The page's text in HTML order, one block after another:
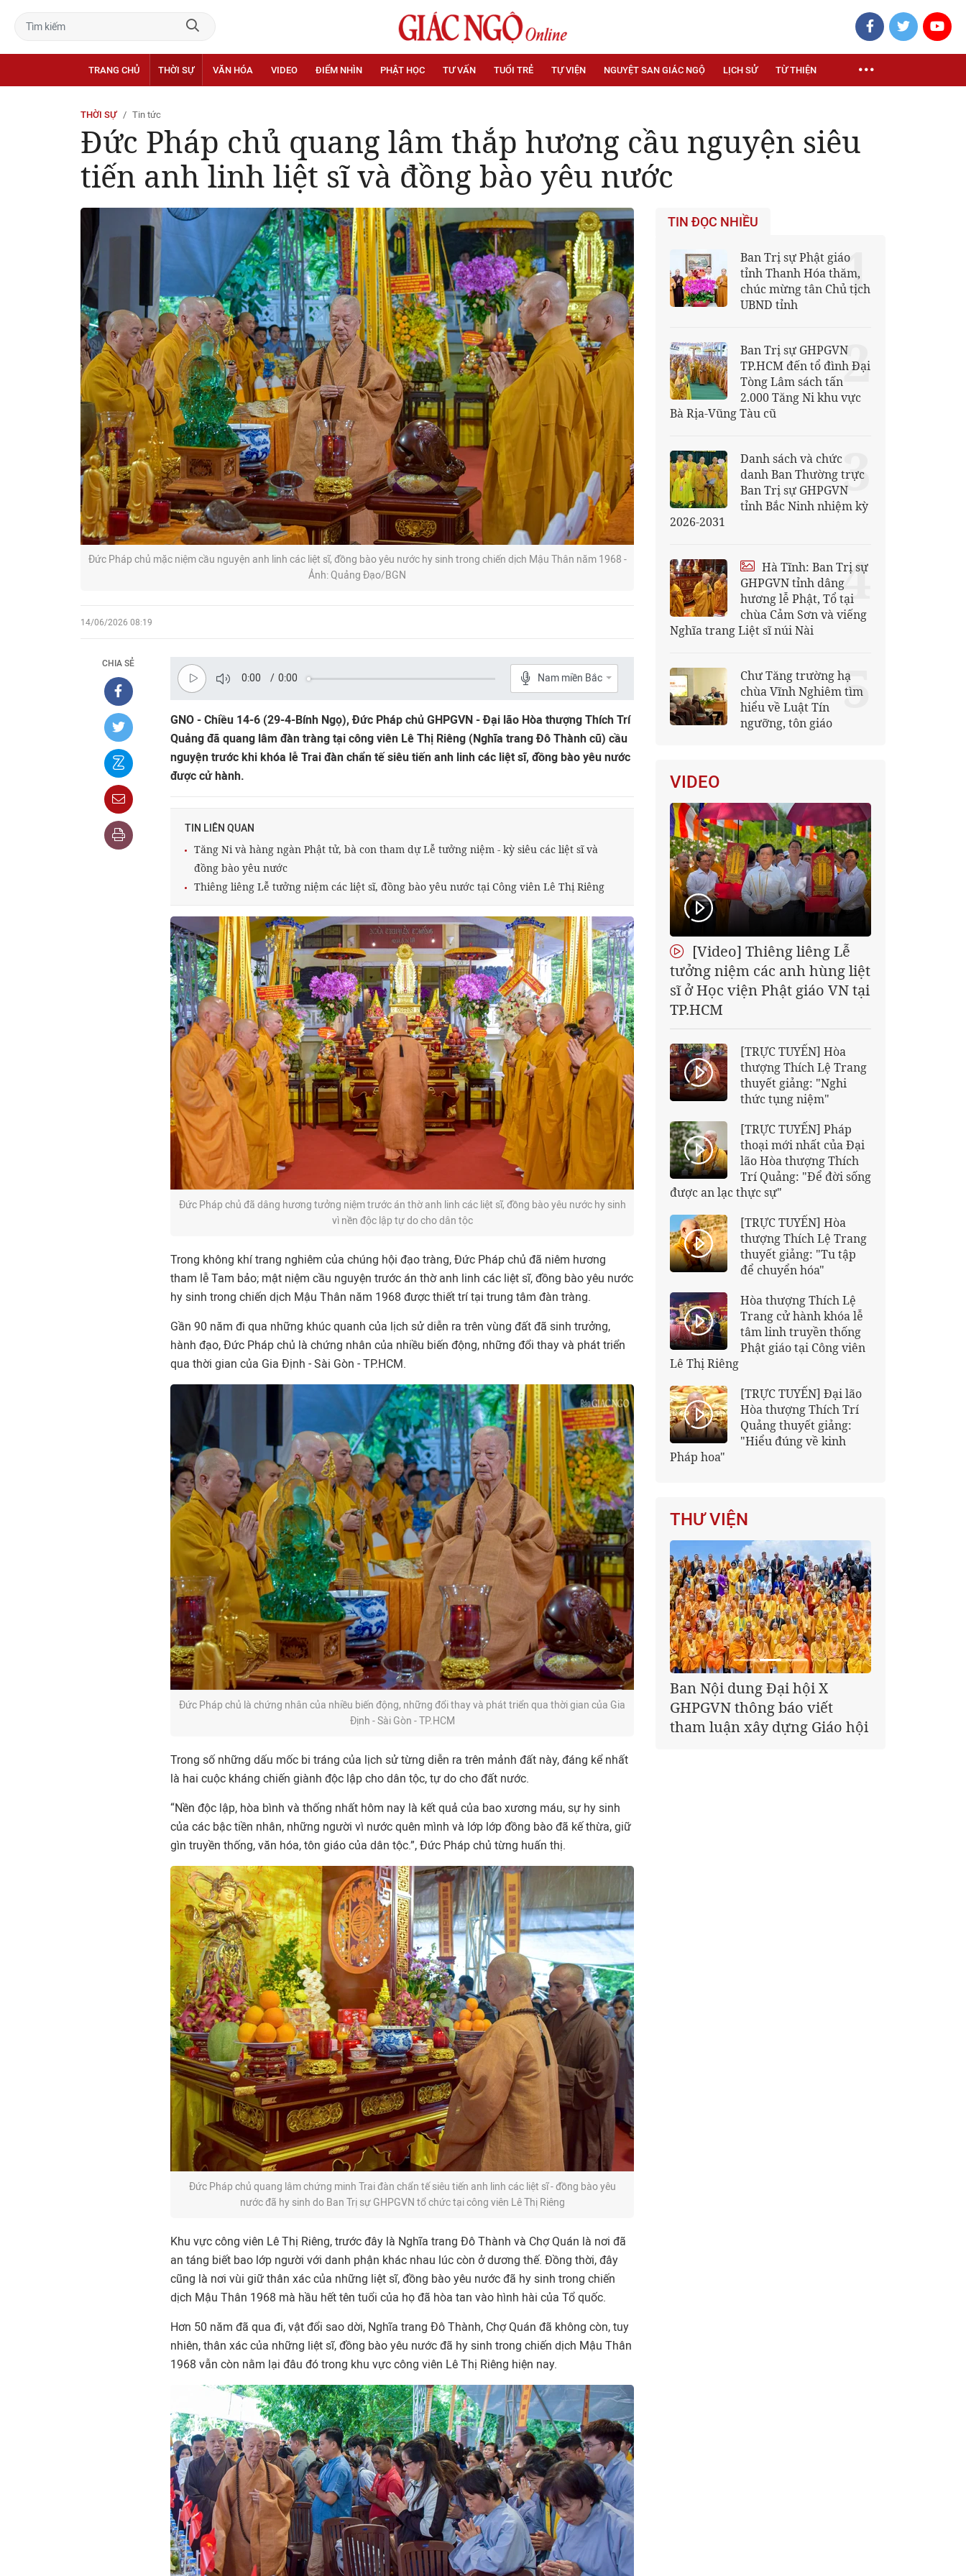
TRANG CHỦ THỜI SỰ VĂN HÓA VIDEO ĐIỂM NHÌN PHẬT HỌC TƯ VẤN TUỔI TRẺ TỰ VIỆN NGUYỆT SAN GIÁC NGỘ LỊCH SỬ TỪ THIỆN
THỜI SỰ Tin tức
Đức Pháp chủ quang lâm thắp hương cầu nguyện siêu
tiến anh linh liệt sĩ và đồng bào yêu nước
Đức Pháp chủ mặc niệm cầu nguyện anh linh các liệt sĩ, đồng bào yêu nước hy sinh trong chiến dịch Mậu Thân năm 1968 -
Ảnh: Quảng Đạo/BGN
14/06/2026 08:19
CHIA SẺ
0:00 / 0:00 Nam miền Bắc
GNO - Chiều 14-6 (29-4-Bính Ngọ), Đức Pháp chủ GHPGVN - Đại lão Hòa thượng Thích Trí
Quảng đã quang lâm đàn tràng tại công viên Lê Thị Riêng (Nghĩa trang Đô Thành cũ) cầu
nguyện trước khi khóa lễ Trai đàn chẩn tế siêu tiến anh linh các liệt sĩ, đồng bào yêu nước
được cử hành.
TIN LIÊN QUAN
Tăng Ni và hàng ngàn Phật tử, bà con tham dự Lễ tưởng niệm - kỳ siêu các liệt sĩ và
đồng bào yêu nước
Thiêng liêng Lễ tưởng niệm các liệt sĩ, đồng bào yêu nước tại Công viên Lê Thị Riêng
Đức Pháp chủ đã dâng hương tưởng niệm trước án thờ anh linh các liệt sĩ, đồng bào yêu nước hy sinh
vì nền độc lập tự do cho dân tộc
Trong không khí trang nghiêm của chúng hội đạo tràng, Đức Pháp chủ đã niêm hương
tham lễ Tam bảo; mật niệm cầu nguyện trước án thờ anh linh các liệt sĩ, đồng bào yêu nước
hy sinh trong chiến dịch Mậu Thân năm 1968 được thiết trí tại trung tâm đàn tràng.
Gần 90 năm đi qua những khúc quanh của lịch sử diễn ra trên vùng đất đã sinh trưởng,
hành đạo, Đức Pháp chủ là chứng nhân của nhiều biến động, những đổi thay và phát triển
qua thời gian của Gia Định - Sài Gòn - TP.HCM.
Đức Pháp chủ là chứng nhân của nhiều biến động, những đổi thay và phát triển qua thời gian của Gia
Định - Sài Gòn - TP.HCM
Trong số những dấu mốc bi tráng của lịch sử từng diễn ra trên mảnh đất này, đáng kể nhất
là hai cuộc kháng chiến giành độc lập cho dân tộc, tự do cho đất nước.
“Nền độc lập, hòa bình và thống nhất hôm nay là kết quả của bao xương máu, sự hy sinh
của các bậc tiền nhân, những người vì nước quên mình và lớp lớp đồng bào đã kế thừa, giữ
gìn truyền thống, văn hóa, tôn giáo của dân tộc.”, Đức Pháp chủ từng huấn thị.
Đức Pháp chủ quang lâm chứng minh Trai đàn chẩn tế siêu tiến anh linh các liệt sĩ - đồng bào yêu
nước đã hy sinh do Ban Trị sự GHPGVN tổ chức tại công viên Lê Thị Riêng
Khu vực công viên Lê Thị Riêng, trước đây là Nghĩa trang Đô Thành và Chợ Quán là nơi đã
an táng biết bao lớp người với danh phận khác nhau lúc còn ở dương thế. Đồng thời, đây
cũng là nơi vùi giữ thân xác của những liệt sĩ, đồng bào yêu nước đã hy sinh trong chiến
dịch Mậu Thân 1968 mà hầu hết tên tuổi của họ đã hòa tan vào hình hài của Tổ quốc.
Hơn 50 năm đã qua đi, vật đổi sao dời, Nghĩa trang Đô Thành, Chợ Quán đã không còn, tuy
nhiên, thân xác của những liệt sĩ, đồng bào yêu nước đã hy sinh trong chiến dịch Mậu Thân
1968 vẫn còn nằm lại đâu đó trong khu vực công viên Lê Thị Riêng hiện nay.
TIN ĐỌC NHIỀU
Ban Trị sự Phật giáo
tỉnh Thanh Hóa thăm,
chúc mừng tân Chủ tịch
UBND tỉnh
1
Ban Trị sự GHPGVN
TP.HCM đến tổ đình Đại
Tòng Lâm sách tấn
2.000 Tăng Ni khu vực
Bà Rịa-Vũng Tàu cũ
2
Danh sách và chức
danh Ban Thường trực
Ban Trị sự GHPGVN
tỉnh Bắc Ninh nhiệm kỳ
2026-2031
3
Hà Tĩnh: Ban Trị sự
GHPGVN tỉnh dâng
hương lễ Phật, Tổ tại
chùa Cảm Sơn và viếng
Nghĩa trang Liệt sĩ núi Nài
4
Chư Tăng trường hạ
chùa Vĩnh Nghiêm tìm
hiểu về Luật Tín
ngưỡng, tôn giáo
5
VIDEO
[Video] Thiêng liêng Lễ
tưởng niệm các anh hùng liệt
sĩ ở Học viện Phật giáo VN tại
TP.HCM
[TRỰC TUYẾN] Hòa
thượng Thích Lệ Trang
thuyết giảng: "Nghi
thức tụng niệm"
[TRỰC TUYẾN] Pháp
thoại mới nhất của Đại
lão Hòa thượng Thích
Trí Quảng: "Để đời sống
được an lạc thực sự"
[TRỰC TUYẾN] Hòa
thượng Thích Lệ Trang
thuyết giảng: "Tu tập
để chuyển hóa"
Hòa thượng Thích Lệ
Trang cử hành khóa lễ
tâm linh truyền thống
Phật giáo tại Công viên
Lê Thị Riêng
[TRỰC TUYẾN] Đại lão
Hòa thượng Thích Trí
Quảng thuyết giảng:
"Hiểu đúng về kinh
Pháp hoa"
THƯ VIỆN
Ban Nội dung Đại hội X
GHPGVN thông báo viết
tham luận xây dựng Giáo hội